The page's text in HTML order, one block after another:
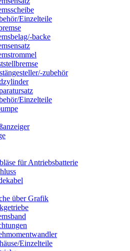
Einzelteile
backe
zubehör
Einzelteile
für Antriebsbatterie
über Grafik
Einzelteile